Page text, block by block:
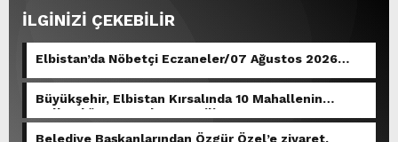
İLGİNİZİ ÇEKEBİLİR
Elbistan’da Nöbetçi Eczaneler/07 Ağustos 2026
Büyükşehir, Elbistan Kırsalında 10 Mahallenin
Kullandığı Grup Yolunu Yeniliyor.
Belediye Başkanlarından Özgür Özel’e ziyaret.